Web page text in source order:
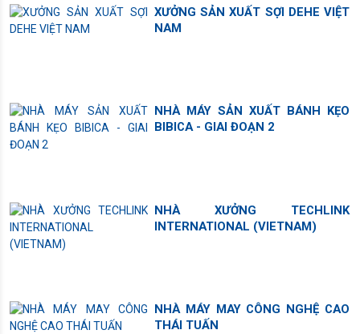
XƯỞNG SẢN XUẤT SỢI DEHE VIỆT
NAM
NHÀ MÁY SẢN XUẤT BÁNH KẸO
BIBICA - GIAI ĐOẠN 2
NHÀ XƯỞNG TECHLINK
INTERNATIONAL (VIETNAM)
NHÀ MÁY MAY CÔNG NGHỆ CAO
THÁI TUẤN